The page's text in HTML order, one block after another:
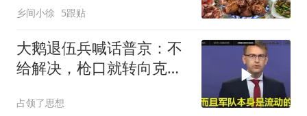
乡间小徐 5跟贴
大鹅退伍兵喊话普京：不
给解决，枪口就转向克里
占领了思想